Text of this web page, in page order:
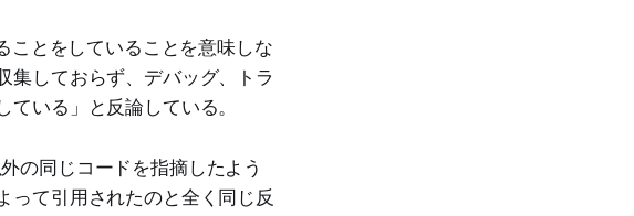
ことをしていることを意味しな
集しておらず、デバッグ、トラ
いる」と反論している。
の同じコードを指摘したよう
って引用されたのと全く同じ反